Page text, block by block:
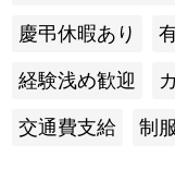
慶弔休暇あり
経験浅め歓迎
交通費支給 制